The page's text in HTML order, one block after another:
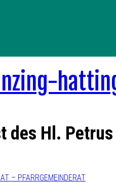
– PFARRGEMEINDERAT
des Hl.